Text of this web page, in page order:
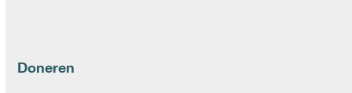
Doneren